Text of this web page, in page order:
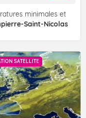
minimales et
Saint-Nicolas
SATELLITE